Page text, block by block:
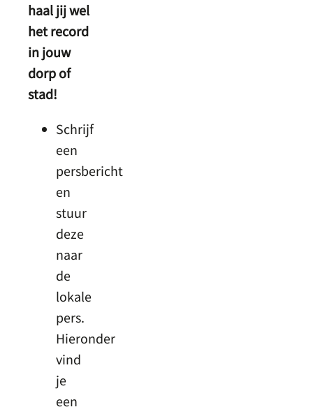
haal jij wel
het record
in jouw
dorp of
stad!
Schrijf
een
persbericht
en
stuur
deze
naar
de
lokale
pers.
Hieronder
vind
je
een